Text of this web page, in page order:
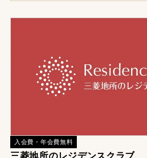
入会費・年会費無料